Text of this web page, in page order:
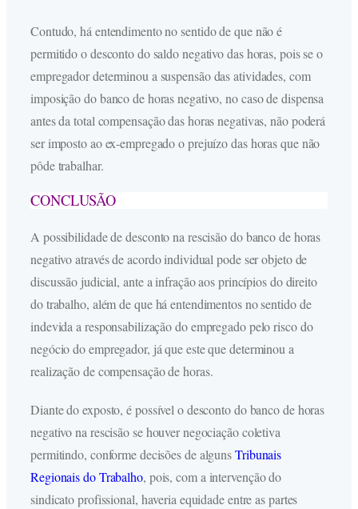
Contudo, há entendimento no sentido de que não é
permitido o desconto do saldo negativo das horas, pois se o
empregador determinou a suspensão das atividades, com
imposição do banco de horas negativo, no caso de dispensa
antes da total compensação das horas negativas, não poderá
ser imposto ao ex-empregado o prejuízo das horas que não
pôde trabalhar.
CONCLUSÃO
A possibilidade de desconto na rescisão do banco de horas
negativo através de acordo individual pode ser objeto de
discussão judicial, ante a infração aos princípios do direito
do trabalho, além de que há entendimentos no sentido de
indevida a responsabilização do empregado pelo risco do
negócio do empregador, já que este que determinou a
realização de compensação de horas.
Diante do exposto, é possível o desconto do banco de horas
negativo na rescisão se houver negociação coletiva
permitindo, conforme decisões de algunsTribunais
Regionais do Trabalho, pois, com a intervenção do
sindicato profissional, haveria equidade entre as partes